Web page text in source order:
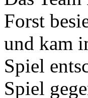
Forst
und kam
Spiel
Spiel